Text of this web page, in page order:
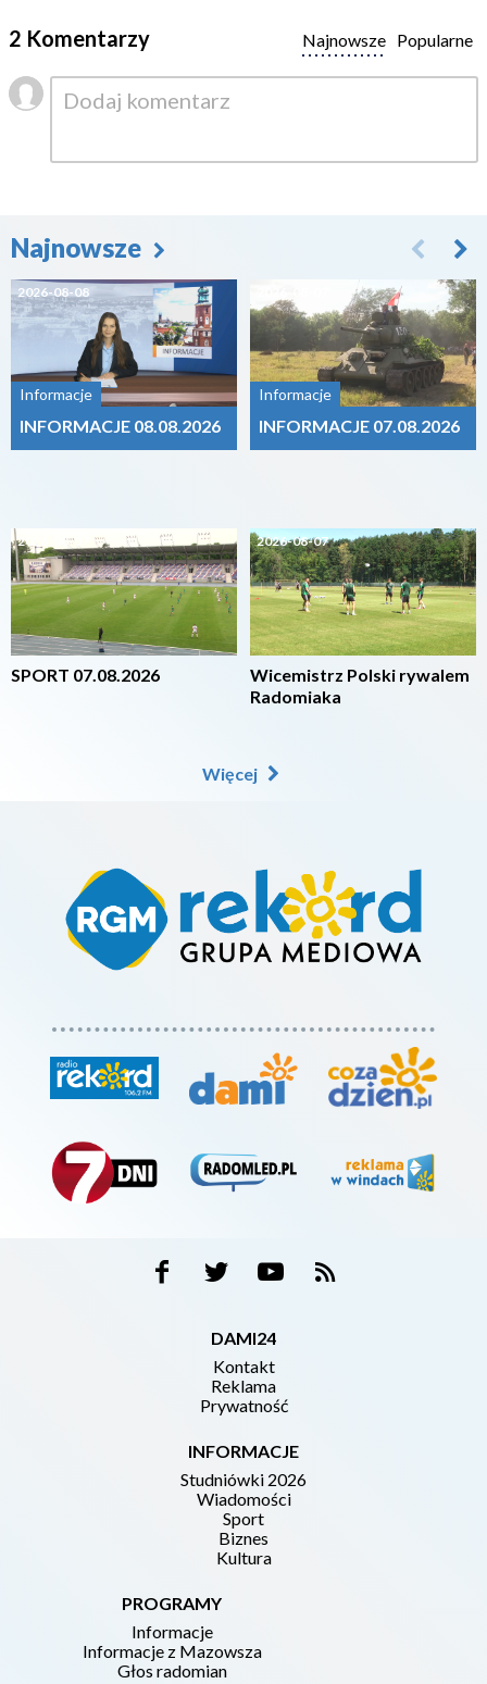
2 Komentarzy Popularne
Najnowsze
Najnowsze
2026-08-08
Informacje
INFORMACJE 08.08.2026
2026-08-07
SPORT 07.08.2026
Informacje
INFORMACJE 07.08.2026
2026-08-07
Wicemistrz Polski rywalem
Radomiaka
Więcej
DAMI24
Kontakt
Reklama
Prywatność
INFORMACJE
Studniówki 2026
Wiadomości
Sport
Biznes
Kultura
PROGRAMY
Informacje
Informacje z Mazowsza
Głos radomian